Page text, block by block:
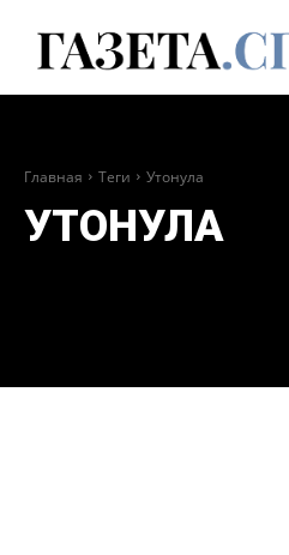
Главная Теги Утонула
УТОНУЛА